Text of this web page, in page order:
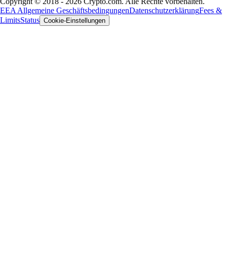
EEA Allgemeine GeschäftsbedingungenDatenschutzerklärungFees &
LimitsStatus Cookie-Einstellungen